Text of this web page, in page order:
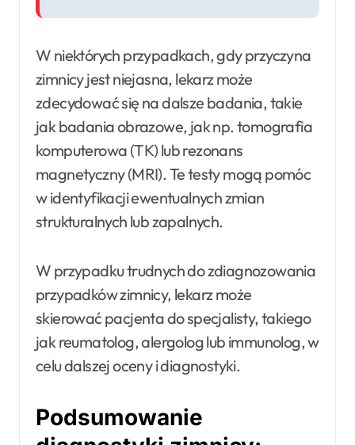
W niektórych przypadkach, gdy przyczyna
zimnicy jest niejasna, lekarz może
zdecydować się na dalsze badania, takie
jak badania obrazowe, jak np. tomografia
komputerowa (TK) lub rezonans
magnetyczny (MRI). Te testy mogą pomóc
w identyfikacji ewentualnych zmian
strukturalnych lub zapalnych.
W przypadku trudnych do zdiagnozowania
przypadków zimnicy, lekarz może
skierować pacjenta do specjalisty, takiego
jak reumatolog, alergolog lub immunolog, w
celu dalszej oceny i diagnostyki.
Podsumowanie